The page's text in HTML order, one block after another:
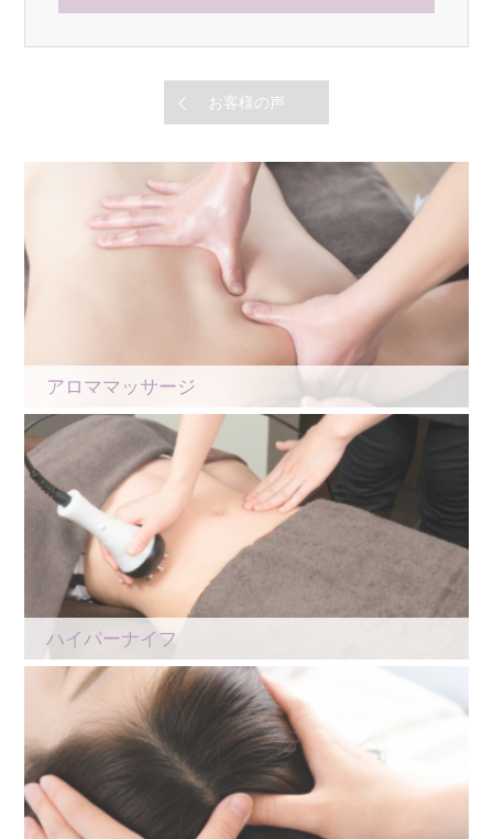
お客様の声
アロママッサージ
ハイパーナイフ